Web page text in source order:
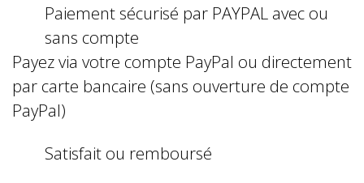
Paiement sécurisé par PAYPAL avec ou
sans compte
Payez via votre compte PayPal ou directement
par carte bancaire (sans ouverture de compte
PayPal)
Satisfait ou remboursé